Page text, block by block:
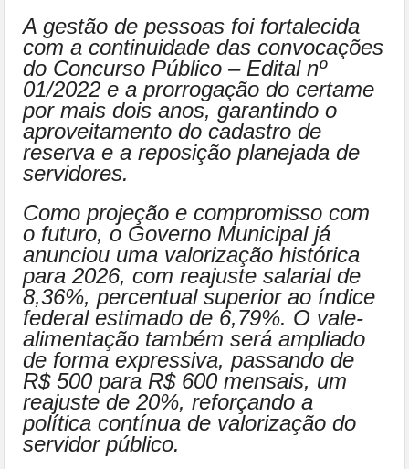
A gestão de pessoas foi fortalecida
com a continuidade das convocações
do Concurso Público – Edital nº
01/2022 e a prorrogação do certame
por mais dois anos, garantindo o
aproveitamento do cadastro de
reserva e a reposição planejada de
servidores.
Como projeção e compromisso com
o futuro, o Governo Municipal já
anunciou uma valorização histórica
para 2026, com reajuste salarial de
8,36%, percentual superior ao índice
federal estimado de 6,79%. O vale-
alimentação também será ampliado
de forma expressiva, passando de
R$ 500 para R$ 600 mensais, um
reajuste de 20%, reforçando a
política contínua de valorização do
servidor público.